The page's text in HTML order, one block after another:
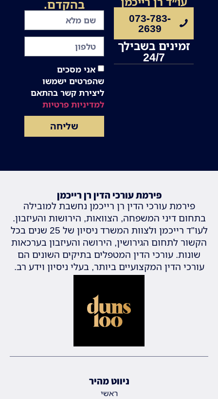
073-783-
2639
זמינים בשבילך
24/7
בהקדם.
אני מסכים
שהפרטים ישמשו
ליצירת קשר בהתאם
למדיניות פרטיות
שליחה
פירמת עורכי הדין רן רייכמן
פירמת עורכי הדין רן רייכמן נחשבת למובילה
בתחום דיני המשפחה, הצוואות, הירושות והעיזבון.
לעו"ד רייכמן ולצוות המשרד ניסיון של 25 שנים בכל
הקשור לתחום הגירושין, הירושה והעיזבון בערכאות
שונות. עורכי הדין המטפלים בתיקים השונים הם
עורכי הדין המקצועיים ביותר, בעלי ניסיון וידע רב.
ניווט מהיר
ראשי